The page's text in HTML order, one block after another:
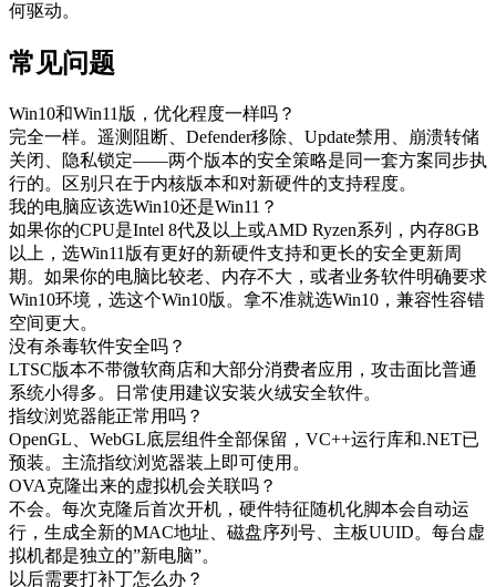
何驱动。
常见问题
Win10和Win11版，优化程度一样吗？
完全一样。遥测阻断、Defender移除、Update禁用、崩溃转储
关闭、隐私锁定——两个版本的安全策略是同一套方案同步执
行的。区别只在于内核版本和对新硬件的支持程度。
我的电脑应该选Win10还是Win11？
如果你的CPU是Intel 8代及以上或AMD Ryzen系列，内存8GB
以上，选Win11版有更好的新硬件支持和更长的安全更新周
期。如果你的电脑比较老、内存不大，或者业务软件明确要求
Win10环境，选这个Win10版。拿不准就选Win10，兼容性容错
空间更大。
没有杀毒软件安全吗？
LTSC版本不带微软商店和大部分消费者应用，攻击面比普通
系统小得多。日常使用建议安装火绒安全软件。
指纹浏览器能正常用吗？
OpenGL、WebGL底层组件全部保留，VC++运行库和.NET已
预装。主流指纹浏览器装上即可使用。
OVA克隆出来的虚拟机会关联吗？
不会。每次克隆后首次开机，硬件特征随机化脚本会自动运
行，生成全新的MAC地址、磁盘序列号、主板UUID。每台虚
拟机都是独立的”新电脑”。
以后需要打补丁怎么办？